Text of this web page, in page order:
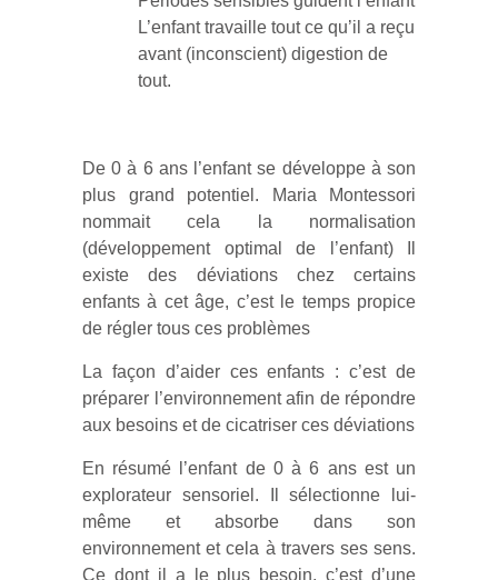
L’enfant travaille tout ce qu’il a reçu
avant (inconscient) digestion de
tout.
De 0 à 6 ans l’enfant se développe à son
plus grand potentiel. Maria Montessori
nommait cela la normalisation
(développement optimal de l’enfant) Il
existe des déviations chez certains
enfants à cet âge, c’est le temps propice
de régler tous ces problèmes
La façon d’aider ces enfants : c’est de
préparer l’environnement afin de répondre
aux besoins et de cicatriser ces déviations
En résumé l’enfant de 0 à 6 ans est un
explorateur sensoriel. Il sélectionne lui-
même et absorbe dans son
environnement et cela à travers ses sens.
Ce dont il a le plus besoin, c’est d’une